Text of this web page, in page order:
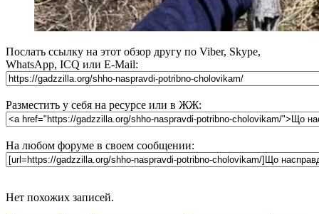
Послать ссылку на этот обзор другу по Viber, Skype,
WhatsApp, ICQ или E-Mail:
Разместить у себя на ресурсе или в ЖЖ:
На любом форуме в своем сообщении:
Нет похожих записей.